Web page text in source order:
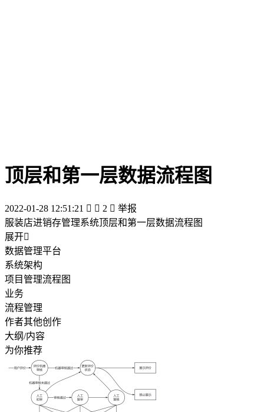
顶层和第一层数据流程图
2022-01-28 12:51:21   2  举报
服装店进销存管理系统顶层和第一层数据流程图
展开
数据管理平台
系统架构
项目管理流程图
业务
流程管理
作者其他创作
大纲/内容
为你推荐